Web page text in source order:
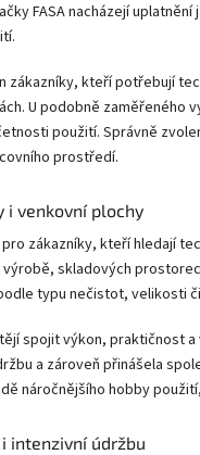
FASA nacházejí
zákazníky, kteří potřebují
U podobně zaměřeného
použití. Správně
prostředí.
i venkovní plochy
zákazníky, kteří hledají
skladových
typu nečistot, velikosti
spojit výkon, praktičnost
a zároveň přinášela
náročnějšího hobby
intenzivní údržbu